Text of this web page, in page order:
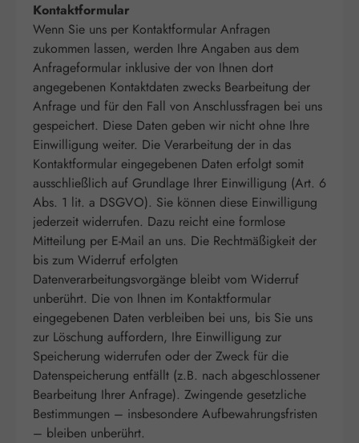
Kontaktformular
Wenn Sie uns per Kontaktformular Anfragen
zukommen lassen, werden Ihre Angaben aus dem
Anfrageformular inklusive der von Ihnen dort
angegebenen Kontaktdaten zwecks Bearbeitung der
Anfrage und für den Fall von Anschlussfragen bei uns
gespeichert. Diese Daten geben wir nicht ohne Ihre
Einwilligung weiter. Die Verarbeitung der in das
Kontaktformular eingegebenen Daten erfolgt somit
ausschließlich auf Grundlage Ihrer Einwilligung (Art. 6
Abs. 1 lit. a DSGVO). Sie können diese Einwilligung
jederzeit widerrufen. Dazu reicht eine formlose
Mitteilung per E-Mail an uns. Die Rechtmäßigkeit der
bis zum Widerruf erfolgten
Datenverarbeitungsvorgänge bleibt vom Widerruf
unberührt. Die von Ihnen im Kontaktformular
eingegebenen Daten verbleiben bei uns, bis Sie uns
zur Löschung auffordern, Ihre Einwilligung zur
Speicherung widerrufen oder der Zweck für die
Datenspeicherung entfällt (z.B. nach abgeschlossener
Bearbeitung Ihrer Anfrage). Zwingende gesetzliche
Bestimmungen – insbesondere Aufbewahrungsfristen
– bleiben unberührt.